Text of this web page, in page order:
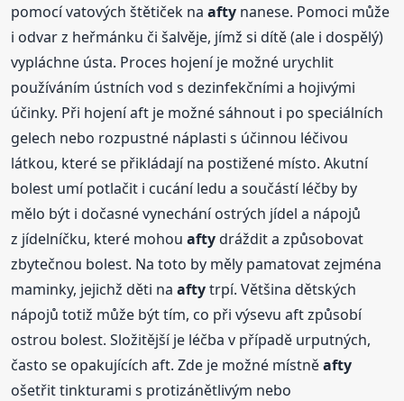
pomocí vatových štětiček naafty nanese. Pomoci může
i odvar z heřmánku či šalvěje, jímž si dítě (ale i dospělý)
vypláchne ústa. Proces hojení je možné urychlit
používáním ústních vod s dezinfekčními a hojivými
účinky. Při hojení aft je možné sáhnout i po speciálních
gelech nebo rozpustné náplasti s účinnou léčivou
látkou, které se přikládají na postižené místo. Akutní
bolest umí potlačit i cucání ledu a součástí léčby by
mělo být i dočasné vynechání ostrých jídel a nápojů
z jídelníčku, které mohouaftydráždit a způsobovat
zbytečnou bolest. Na toto by měly pamatovat zejména
maminky, jejichž děti naaftytrpí. Většina dětských
nápojů totiž může být tím, co při výsevu aft způsobí
ostrou bolest. Složitější je léčba v případě urputných,
často se opakujících aft. Zde je možné místněafty
ošetřit tinkturami s protizánětlivým nebo